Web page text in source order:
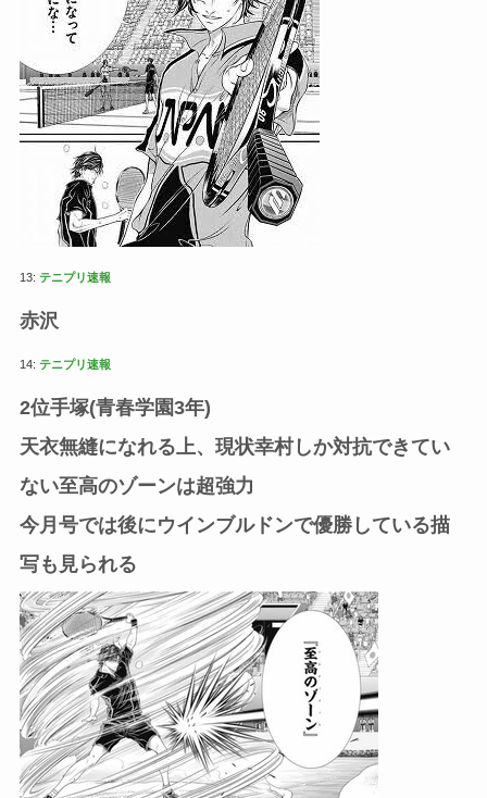
13: テニプリ速報
赤沢
14: テニプリ速報
2位手塚(青春学園3年)
天衣無縫になれる上、現状幸村しか対抗できてい
ない至高のゾーンは超強力
今月号では後にウインブルドンで優勝している描
写も見られる